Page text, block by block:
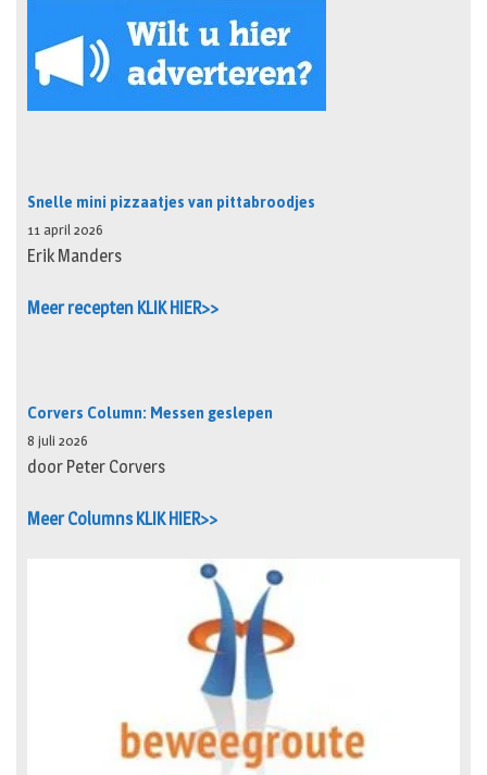
Snelle mini pizzaatjes van pittabroodjes
11 april 2026
Erik Manders
Meer recepten KLIK HIER>>
Corvers Column: Messen geslepen
8 juli 2026
door Peter Corvers
Meer Columns KLIK HIER>>